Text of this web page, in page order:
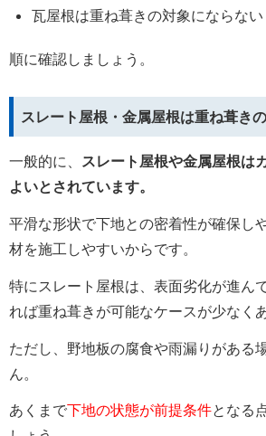
瓦屋根は重ね葺きの対象にならない
順に確認しましょう。
スレート屋根・金属屋根は重ね葺き
一般的に、 スレート屋根や金属屋根は
よいとされています。
平滑な形状で下地との密着性が確保し
材を施工しやすいからです。
特にスレート屋根は、表面劣化が進ん
れば重ね葺きが可能なケースが少なく
ただし、野地板の腐食や雨漏りがある
ん。
あくまで下地の状態が前提条件となる